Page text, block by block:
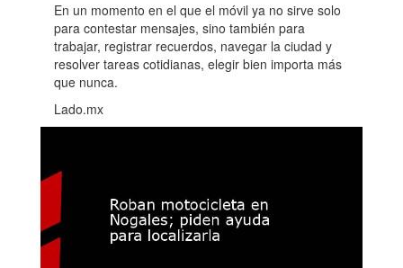
En un momento en el que el móvil ya no sirve solo
para contestar mensajes, sino también para
trabajar, registrar recuerdos, navegar la ciudad y
resolver tareas cotidianas, elegir bien importa más
que nunca.
Lado.mx